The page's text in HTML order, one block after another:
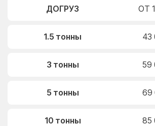
ДОГРУЗ ОТ
1.5 тонны 43
3 тонны 59
5 тонны 69
10 тонны 85